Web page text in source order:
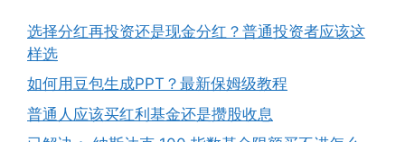
选择分红再投资还是现金分红？普通投资者应该这
样选
如何用豆包生成PPT？最新保姆级教程
普通人应该买红利基金还是攒股收息